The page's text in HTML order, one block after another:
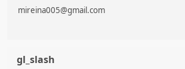
mireina005@gmail.com
gl_slash